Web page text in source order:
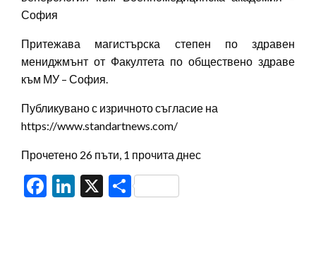
София
Притежава магистърска степен по здравен
мениджмънт от Факултета по обществено здраве
към МУ – София.
Публикувано с изричното съгласие на
https://www.standartnews.com/
Прочетено 26 пъти, 1 прочита днес
Facebook
LinkedIn
X Share